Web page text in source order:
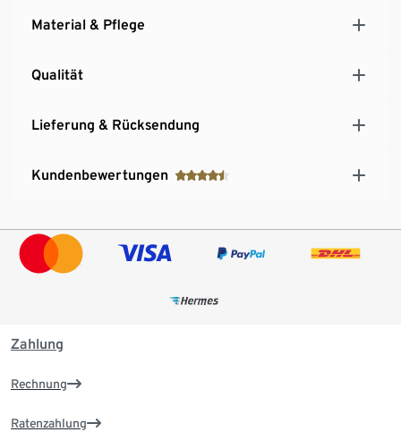
Material & Pflege
Qualität
Lieferung & Rücksendung
Kundenbewertungen
Zahlung
Rechnung
Ratenzahlung